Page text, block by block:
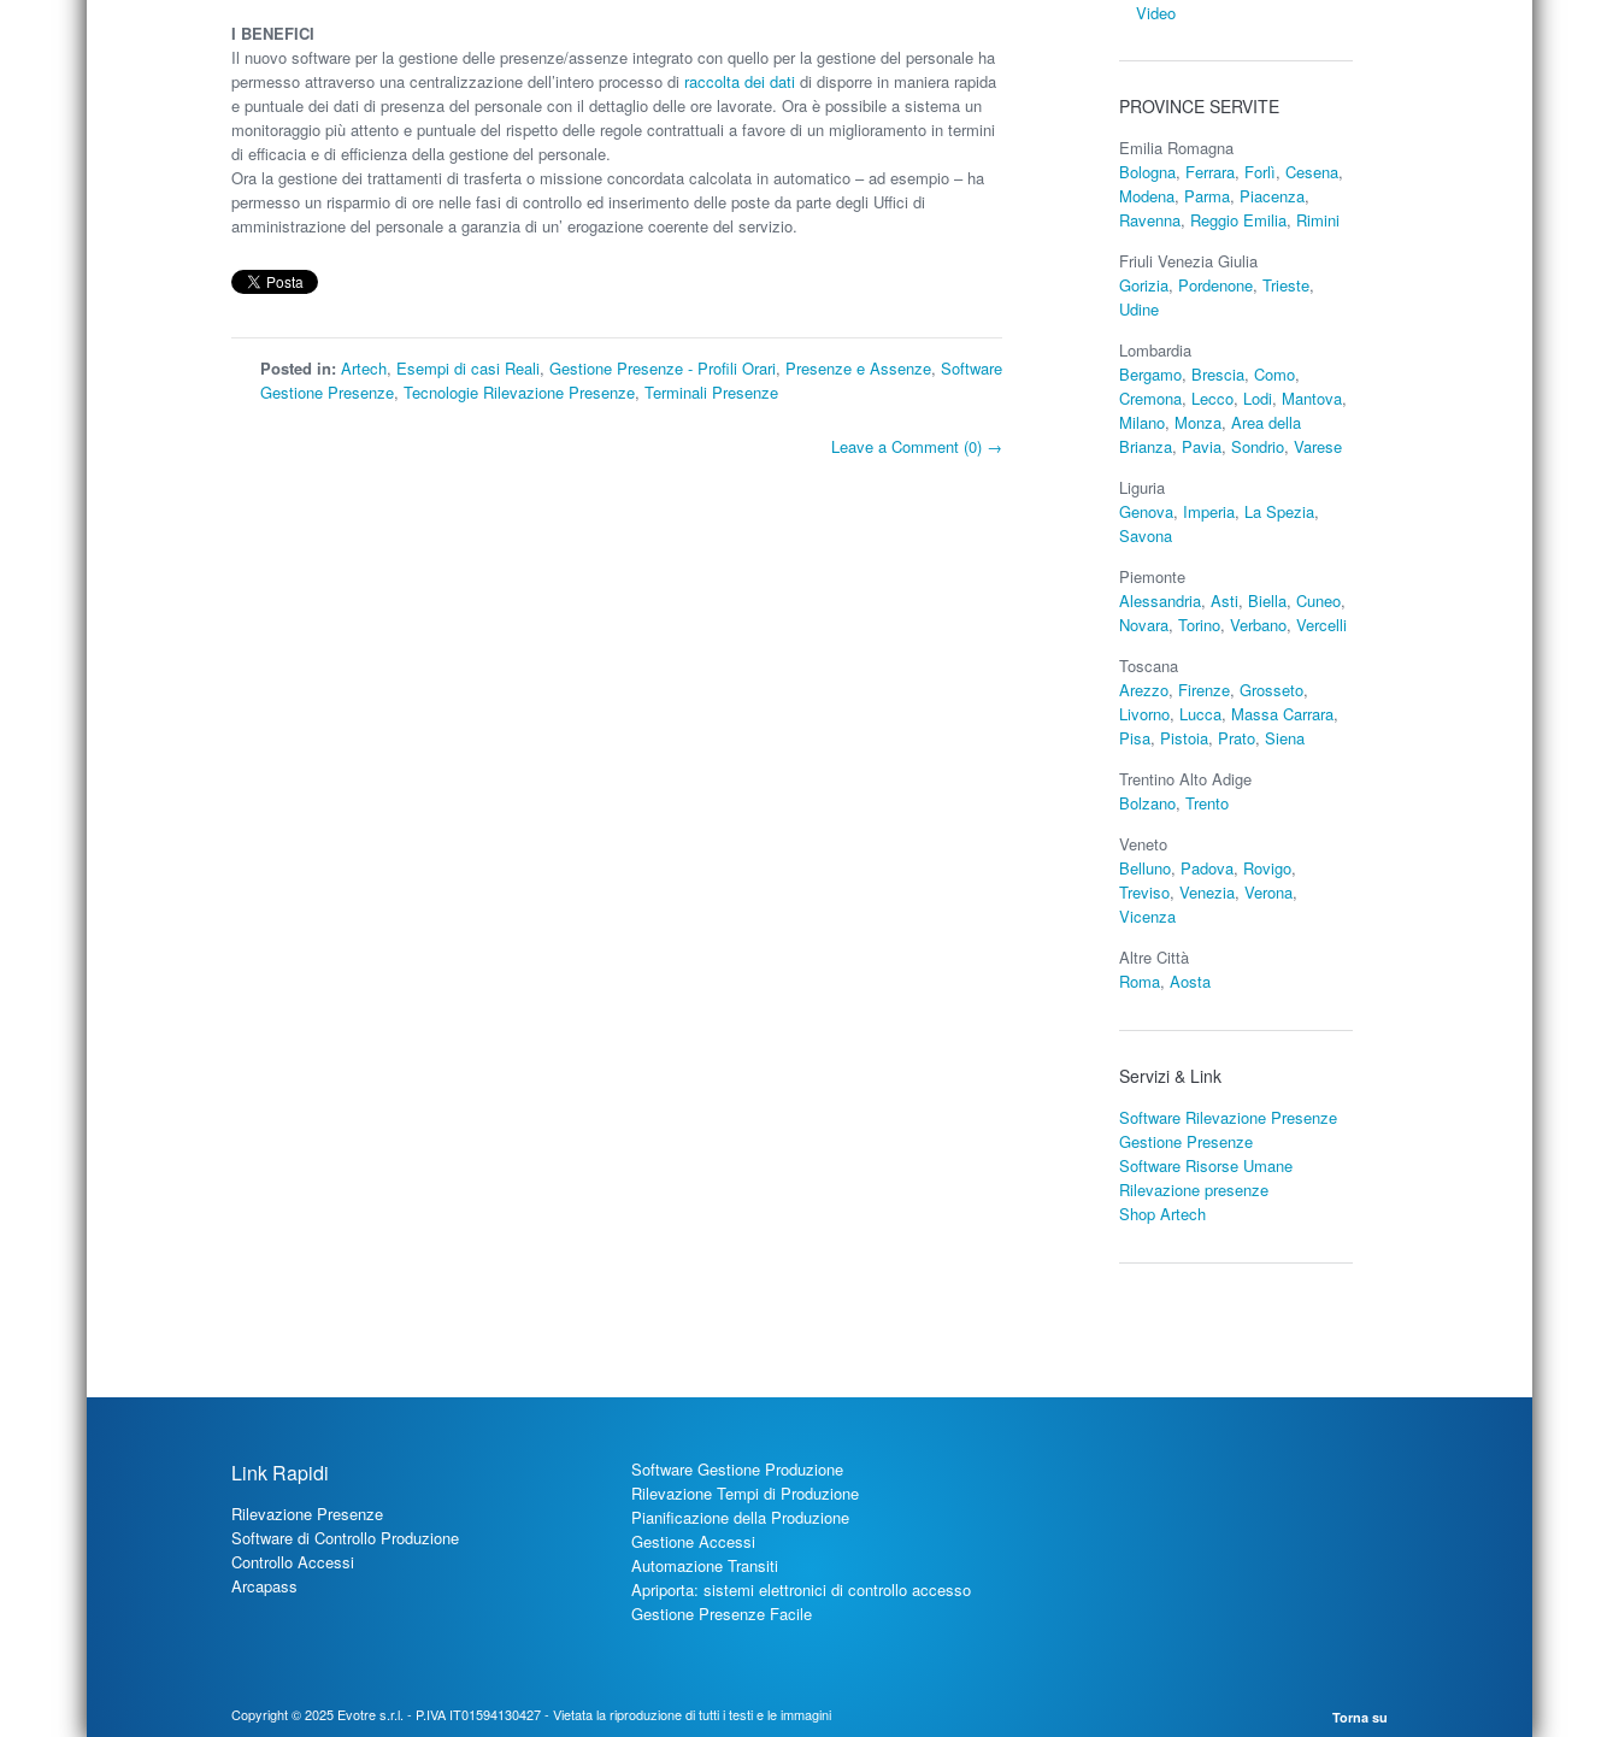
I BENEFICI
Il nuovo software per la gestione delle presenze/assenze integrato con quello per la gestione del personale ha
permesso attraverso una centralizzazione dell’intero processo di raccolta dei dati di disporre in maniera rapida
e puntuale dei dati di presenza del personale con il dettaglio delle ore lavorate. Ora è possibile a sistema un
monitoraggio più attento e puntuale del rispetto delle regole contrattuali a favore di un miglioramento in termini
di efficacia e di efficienza della gestione del personale.
Ora la gestione dei trattamenti di trasferta o missione concordata calcolata in automatico – ad esempio – ha
permesso un risparmio di ore nelle fasi di controllo ed inserimento delle poste da parte degli Uffici di
amministrazione del personale a garanzia di un’ erogazione coerente del servizio.
Posted in: Artech, Esempi di casi Reali, Gestione Presenze - Profili Orari, Presenze e Assenze, Software
Gestione Presenze, Tecnologie Rilevazione Presenze, Terminali Presenze
Leave a Comment (0) →
Video
PROVINCE SERVITE
Emilia Romagna
Bologna, Ferrara, Forlì, Cesena,
Modena, Parma, Piacenza,
Ravenna, Reggio Emilia, Rimini
Friuli Venezia Giulia
Gorizia, Pordenone, Trieste,
Udine
Lombardia
Bergamo, Brescia, Como,
Cremona, Lecco, Lodi, Mantova,
Milano, Monza, Area della
Brianza, Pavia, Sondrio, Varese
Liguria
Genova, Imperia, La Spezia,
Savona
Piemonte
Alessandria, Asti, Biella, Cuneo,
Novara, Torino, Verbano, Vercelli
Toscana
Arezzo, Firenze, Grosseto,
Livorno, Lucca, Massa Carrara,
Pisa, Pistoia, Prato, Siena
Trentino Alto Adige
Bolzano, Trento
Veneto
Belluno, Padova, Rovigo,
Treviso, Venezia, Verona,
Vicenza
Altre Città
Roma, Aosta
Servizi & Link
Software Rilevazione Presenze
Gestione Presenze
Software Risorse Umane
Rilevazione presenze
Shop Artech
Link Rapidi
Rilevazione Presenze
Software di Controllo Produzione
Controllo Accessi
Arcapass
Software Gestione Produzione
Rilevazione Tempi di Produzione
Pianificazione della Produzione
Gestione Accessi
Automazione Transiti
Apriporta: sistemi elettronici di controllo accesso
Gestione Presenze Facile
Copyright © 2025 Evotre s.r.l. - P.IVA IT01594130427 - Vietata la riproduzione di tutti i testi e le immagini Torna su